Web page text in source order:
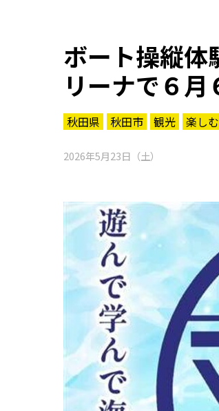
ボート操縦
リーナで６
秋田県 秋田市 観光 楽しむ
2026年5月23日（土）
まつり・イベント
おみやげ・特産
道の駅・産直
アウトドア・レジャー